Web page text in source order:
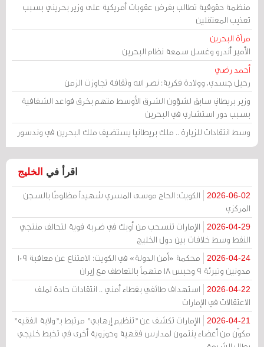
منظمة حقوقية تطالب بفرض عقوبات أمريكية على وزير بحريني بسبب
تعذيب المعتقلين
مرآة البحرين
الأمير أندرو وغسل سمعة نظام البحرين
أحمد رضي
رحيل جسدي، وولادة فكرية: نصر الله وثقافة تجاوزت الزمن
وزير بريطاني سابق لشؤون الشرق الأوسط متهم بخرق قواعد الشفافية
بسبب دور استشاري في البحرين
وسط انتقادات للزيارة .. ملك بريطانيا يستضيف ملك البحرين في وندسور
اقرأ في الخليج
2026-06-02
الكويت: الحاج موسى المسري شهيداً مظلومًا بالسجن
المركزي
2026-04-29
الإمارات تنسحب من أوبك في ضربة قوية لتحالف منتجي
النفط وسط خلافات بين دول الخليج
2026-04-24
محكمة «أمن الدولة» في الكويت: الامتناع عن معاقبة 109
مدونين وتبرئة 9 وحبس 18 متهماً بالتعاطف مع إيران
2026-04-22
استهداف طائفي بغطاء أمني .. انتقادات حادة لملف
الاعتقالات في الإمارات
2026-04-21
الإمارات تكشف عن "تنظيم إرهابي" مرتبط بـ"ولاية الفقيه"
مكوّن من أعضاء ينتمون لمدارس فقهية وحوزوية أخرى في تخبط خليجي